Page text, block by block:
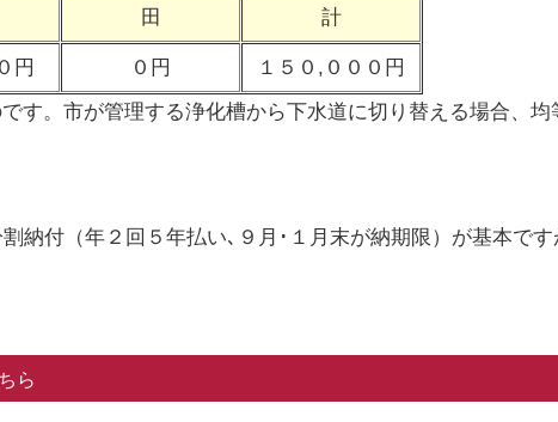
田 計
円 ０円
１５０,０００円
す。市が管理する浄化槽から下水道に切り替える場合、均
納付（年２回５年払い､９月･１月末が納期限）が基本で
ら